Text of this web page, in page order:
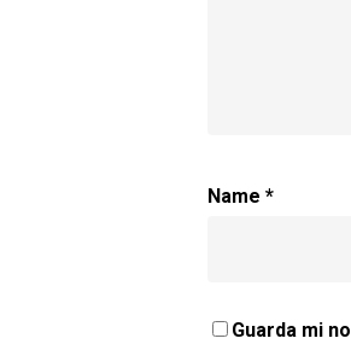
Name *
Guarda mi